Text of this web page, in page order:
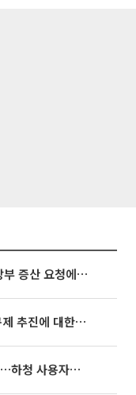
[특징주] “탄약 부족하다“ 美 국방부 증산 요청에⋯국내 방산주 급등세
[특징주] 美 중국산 광트랜시버 규제 추진에 대한광통신 등 광통신株 강세
현대차·기아, 이번 주 임단협 재개…하청 사용자성 재심도 ‘변수’